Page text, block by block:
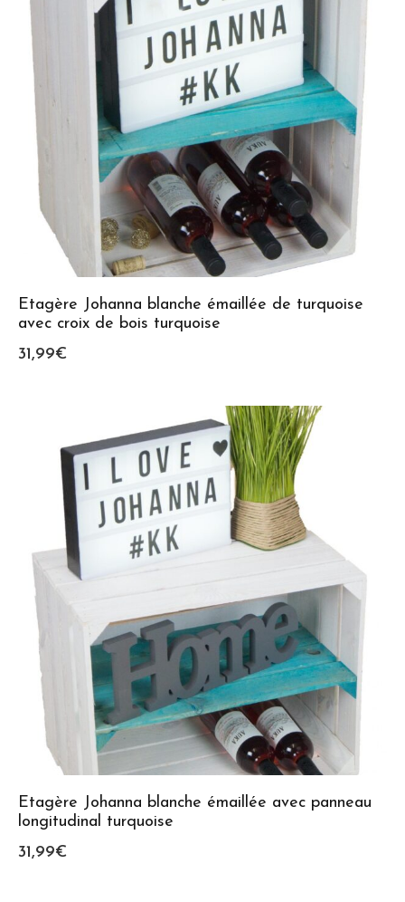
Etagère Johanna blanche émaillée de turquoise
avec croix de bois turquoise
31,99€
Etagère Johanna blanche émaillée avec panneau
longitudinal turquoise
31,99€